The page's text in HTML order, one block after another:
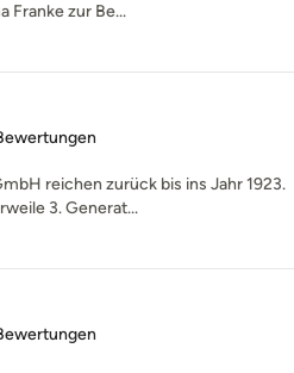
Franke zur Be...
4.9 von 5 Sternen
reichen zurück bis ins Jahr 1923.
3. Generat...
5 von 5 Sternen